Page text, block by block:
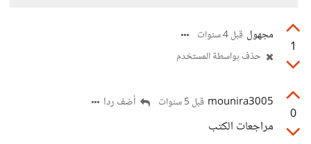
1
مجهول قبل 4 سنوات
حذف بواسطة المستخدم
0
mounira3005 قبل 5 سنوات أضف ردا
مراجعات الكتب